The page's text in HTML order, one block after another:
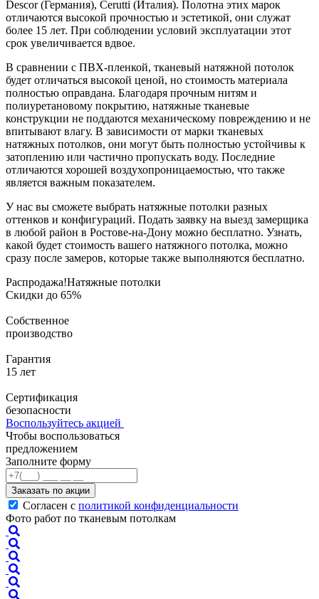
Descor (Германия), Cerutti (Италия). Полотна этих марок
отличаются высокой прочностью и эстетикой, они служат
более 15 лет. При соблюдении условий эксплуатации этот
срок увеличивается вдвое.
В сравнении с ПВХ-пленкой, тканевый натяжной потолок
будет отличаться высокой ценой, но стоимость материала
полностью оправдана. Благодаря прочным нитям и
полиуретановому покрытию, натяжные тканевые
конструкции не поддаются механическому повреждению и не
впитывают влагу. В зависимости от марки тканевых
натяжных потолков, они могут быть полностью устойчивы к
затоплению или частично пропускать воду. Последние
отличаются хорошей воздухопроницаемостью, что также
является важным показателем.
У нас вы сможете выбрать натяжные потолки разных
оттенков и конфигураций. Подать заявку на выезд замерщика
в любой район в Ростове-на-Дону можно бесплатно. Узнать,
какой будет стоимость вашего натяжного потолка, можно
сразу после замеров, которые также выполняются бесплатно.
Распродажа!Натяжные потолки
Скидки до 65%
Собственное
производство
Гарантия
15 лет
Сертификация
безопасности
Воспользуйтесь акцией
Чтобы воспользоваться
предложением
Заполните форму
Заказать по акции
Согласен с политикой конфиденциальности
Фото работ по тканевым потолкам